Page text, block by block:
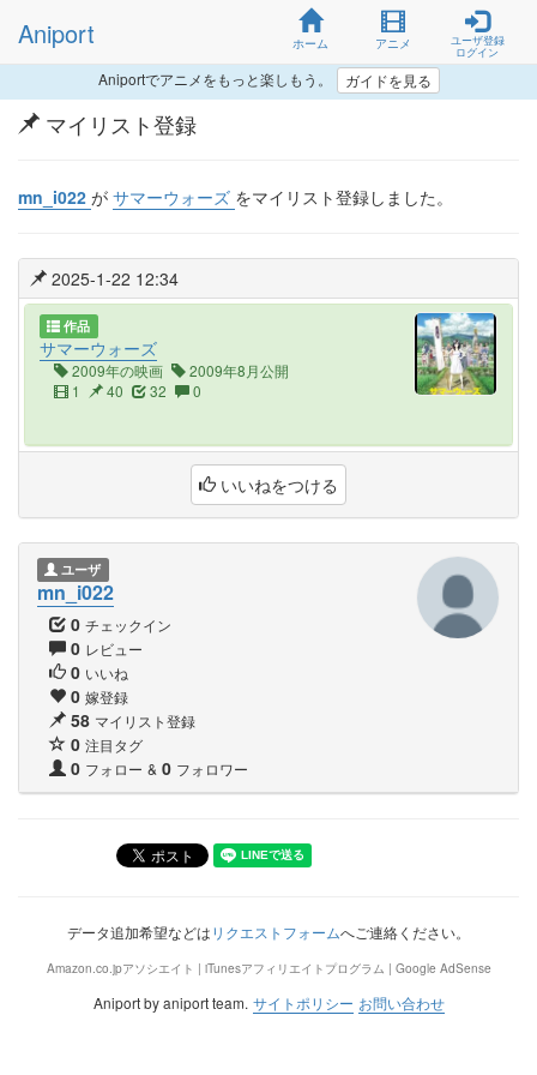
Aniport ホーム アニメ
ユーザ登録
ログイン
Aniportでアニメをもっと楽しもう。 ガイドを見る
マイリスト登録
mn_i022 が サマーウォーズ をマイリスト登録しました。
2025-1-22 12:34
作品
サマーウォーズ
2009年の映画
2009年8月公開
1
40 32 0
いいねをつける
ユーザ
mn_i022
0 チェックイン
0 レビュー
0 いいね
0 嫁登録
58 マイリスト登録
0 注目タグ
0 フォロー & 0 フォロワー
データ追加希望などはリクエストフォームへご連絡ください。
Amazon.co.jpアソシエイト | iTunesアフィリエイトプログラム | Google AdSense
Aniport by aniport team. サイトポリシー お問い合わせ